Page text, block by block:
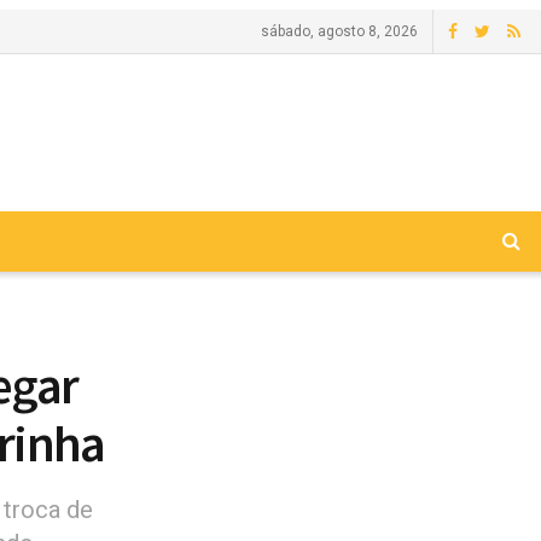
sábado, agosto 8, 2026
de